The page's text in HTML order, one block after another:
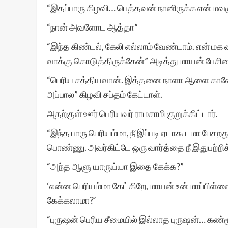
“இதப்பாரு கிழவி… பெத்தவன் நானிருக்க என்
“நான் அவளோட ஆத்தா”
“இந்த கிண்டல், கேலி எல்லாம் வேண்டாம். என் மக
வாக்கு கொடுத்திருக்கேன்” அடித்து மாயன்
“பெரிய சத்தியவான். இத்தனை நாளா ஆளை
அப்பால” கிழவி சப்தம் கேட்டாள்.
அதற்குள் ஊர் பெரியவர் ராமசாமி குறுக்கிட்டார்.
“இந்த பாரு பெரியம்மா, நீ இப்படி ஏடாகூடமா
பொண்ணு. அவர்கிட்டே ஒரு வார்த்தை நீ இதுபற்றிக்
“அந்த ஆளு யாருய்யா இதை கேக்க?”
‘என்ன பெரியம்மா கேட்கிறே, மாயன் உன்
கேக்கலாமா?’
“புருஷன் பெரிய சீமையில் இல்லாத புருஷன்…